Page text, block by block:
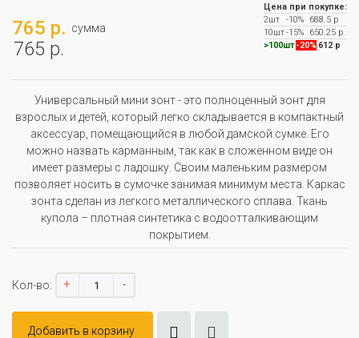
765 р. сумма
765 р.
Цена при покупке:
2шт
-10% 688.5 р
10шт-15% 650.25 р
>100шт -20% 612 р
Универсальный мини зонт - это полноценный зонт для
взрослых и детей, который легко складывается в компактный
аксессуар, помещающийся в любой дамской сумке. Его
можно назвать карманным, так как в сложенном виде он
имеет размеры с ладошку. Своим маленьким размером
позволяет носить в сумочке занимая минимум места. Каркас
зонта сделан из легкого металлического сплава. Ткань
купола – плотная синтетика с водоотталкивающим
покрытием.
Кол-во: + -
Добавить в корзину